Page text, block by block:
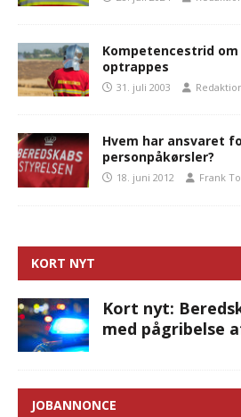
Kompetencestrid
optrappes
31. juli 2003
Hvem har ansvaret
personpåkørsler?
18. juni 2012 Frank
KORT NYT
Kort nyt:
med pågribelse
JOBANNONCE